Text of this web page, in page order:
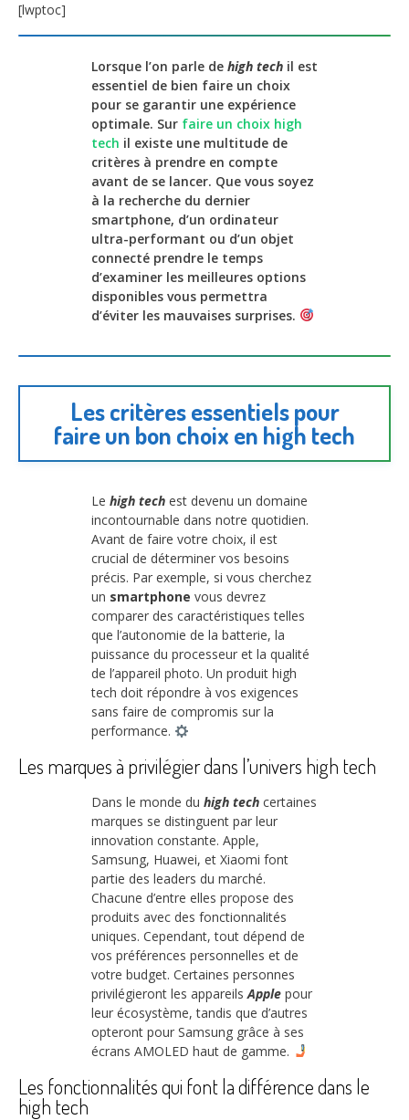
[lwptoc]
Lorsque l’on parle de high tech il est
essentiel de bien faire un choix
pour se garantir une expérience
optimale. Sur faire un choix high
tech il existe une multitude de
critères à prendre en compte
avant de se lancer. Que vous soyez
à la recherche du dernier
smartphone, d’un ordinateur
ultra-performant ou d’un objet
connecté prendre le temps
d’examiner les meilleures options
disponibles vous permettra
d’éviter les mauvaises surprises.
Les critères essentiels pour
faire un bon choix en high tech
Le high tech est devenu un domaine
incontournable dans notre quotidien.
Avant de faire votre choix, il est
crucial de déterminer vos besoins
précis. Par exemple, si vous cherchez
un smartphone vous devrez
comparer des caractéristiques telles
que l’autonomie de la batterie, la
puissance du processeur et la qualité
de l’appareil photo. Un produit high
tech doit répondre à vos exigences
sans faire de compromis sur la
performance.
Les marques à privilégier dans l’univers high tech
Dans le monde du high tech certaines
marques se distinguent par leur
innovation constante. Apple,
Samsung, Huawei, et Xiaomi font
partie des leaders du marché.
Chacune d’entre elles propose des
produits avec des fonctionnalités
uniques. Cependant, tout dépend de
vos préférences personnelles et de
votre budget. Certaines personnes
privilégieront les appareils Apple pour
leur écosystème, tandis que d’autres
opteront pour Samsung grâce à ses
écrans AMOLED haut de gamme.
Les fonctionnalités qui font la différence dans le
high tech